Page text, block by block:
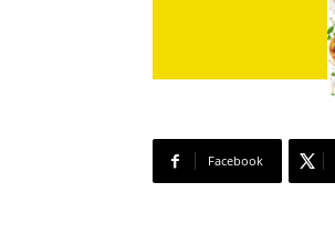
Facebook